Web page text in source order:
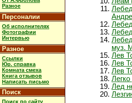
Разное
Персоналии
Об исполнителях
Фотографии
Интервью
Разное
Ссылки
Юр. справка
Комната смеха
Книга отзывов
Написать письмо
Поиск
Поиск по сайту
муз.
Лев
Лев
Лев
Лед